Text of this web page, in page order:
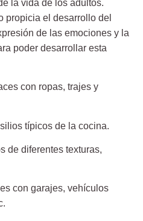
la vida de los adultos.
propicia el desarrollo del
de las emociones y la
poder desarrollar esta
con ropas, trajes y
típicos de la cocina.
diferentes texturas,
con garajes, vehículos